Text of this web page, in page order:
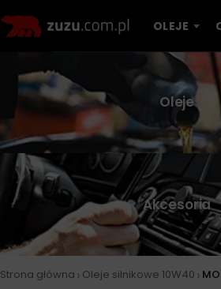
OLEJE
Oleje
Akcesoria
Strona główna › Oleje silnikowe 10W40 ›